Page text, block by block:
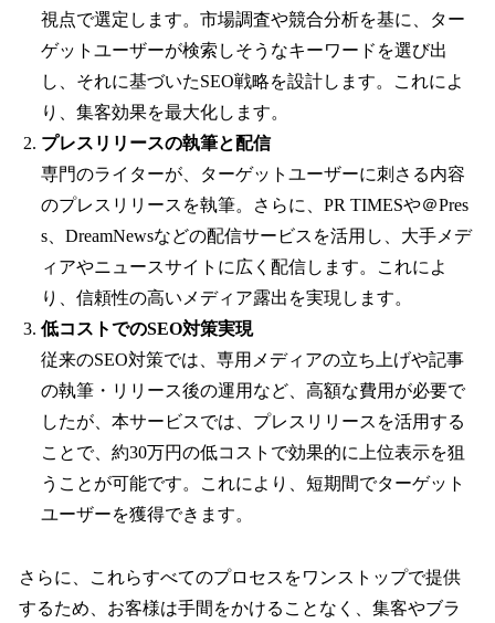
視点で選定します。市場調査や競合分析を基に、ター
ゲットユーザーが検索しそうなキーワードを選び出
し、それに基づいたSEO戦略を設計します。これによ
り、集客効果を最大化します。
プレスリリースの執筆と配信
専門のライターが、ターゲットユーザーに刺さる内容
のプレスリリースを執筆。さらに、PR TIMESや＠Pres
s、DreamNewsなどの配信サービスを活用し、大手メデ
ィアやニュースサイトに広く配信します。これによ
り、信頼性の高いメディア露出を実現します。
低コストでのSEO対策実現
従来のSEO対策では、専用メディアの立ち上げや記事
の執筆・リリース後の運用など、高額な費用が必要で
したが、本サービスでは、プレスリリースを活用する
ことで、約30万円の低コストで効果的に上位表示を狙
うことが可能です。これにより、短期間でターゲット
ユーザーを獲得できます。
さらに、これらすべてのプロセスをワンストップで提供
するため、お客様は手間をかけることなく、集客やブラ